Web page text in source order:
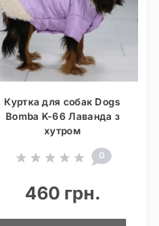
Куртка для собак Dogs
Bomba K-66 Лаванда з
хутром
0
460 грн.